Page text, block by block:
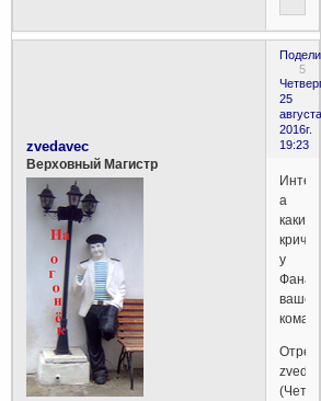
5
25
2016г.
19:23
zvedavec
Верховный Магистр
а
какие
у
вашей